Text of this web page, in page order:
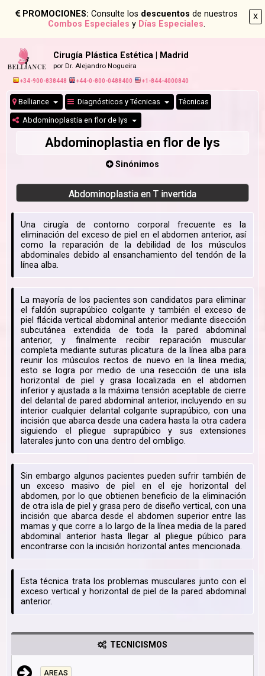
X
PROMOCIONES: Consulte los descuentos de nuestros
Combos Especiales y Días Especiales.
Cirugía Plástica Estética | Madrid
por Dr. Alejandro Nogueira
+34-900-838448 +44-0-800-0488400 +1-844-4000840
Belliance Diagnósticos y Técnicas Técnicas
Abdominoplastia en flor de lys
Abdominoplastia en flor de lys
Sinónimos
Abdominoplastia en T invertida
Una cirugía de contorno corporal frecuente es la
eliminación del exceso de piel en el abdomen anterior, así
como la reparación de la debilidad de los músculos
abdominales debido al ensanchamiento del tendón de la
línea alba.
La mayoría de los pacientes son candidatos para eliminar
el faldón suprapúbico colgante y también el exceso de
piel flácida vertical abdominal anterior mediante disección
subcutánea extendida de toda la pared abdominal
anterior, y finalmente recibir reparación muscular
completa mediante suturas plicatura de la línea alba para
reunir los músculos rectos de nuevo en la línea media;
esto se logra por medio de una resección de una isla
horizontal de piel y grasa localizada en el abdomen
inferior y ajustada a la máxima tensión aceptable de cierre
del delantal de pared abdominal anterior, incluyendo en su
interior cualquier delantal colgante suprapúbico, con una
incisión que abarca desde una cadera hasta la otra cadera
siguiendo el pliegue suprapúbico y sus extensiones
laterales junto con una dentro del ombligo.
Sin embargo algunos pacientes pueden sufrir también de
un exceso masivo de piel en el eje horizontal del
abdomen, por lo que obtienen beneficio de la eliminación
de otra isla de piel y grasa pero de diseño vertical, con una
incisión que abarca desde el abdomen superior entre las
mamas y que corre a lo largo de la línea media de la pared
abdominal anterior hasta llegar al pliegue púbico para
encontrarse con la incisión horizontal antes mencionada.
Esta técnica trata los problemas musculares junto con el
exceso vertical y horizontal de piel de la pared abdominal
anterior.
TECNICISMOS
AREAS